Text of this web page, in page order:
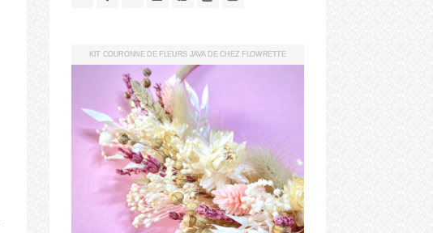
KIT COURONNE DE FLEURS JAVA DE CHEZ FLOWRETTE